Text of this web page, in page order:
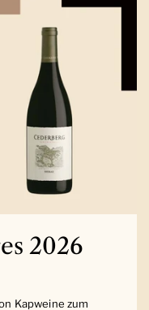
2026
Kapweine zum